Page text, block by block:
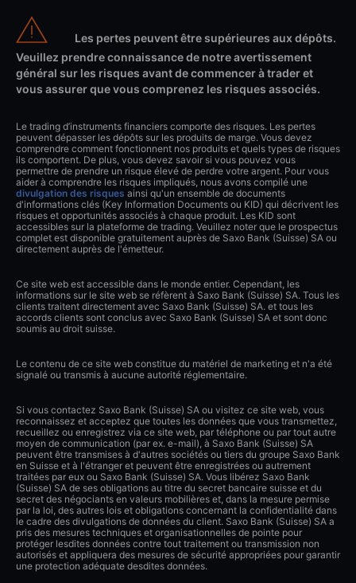
Les pertes peuvent être supérieures aux dépôts.
Veuillez prendre connaissance de notre avertissement
général sur les risques avant de commencer à trader et
vous assurer que vous comprenez les risques associés.
Le trading d’instruments financiers comporte des risques. Les pertes
peuvent dépasser les dépôts sur les produits de marge. Vous devez
comprendre comment fonctionnent nos produits et quels types de risques
ils comportent. De plus, vous devez savoir si vous pouvez vous
permettre de prendre un risque élevé de perdre votre argent. Pour vous
aider à comprendre les risques impliqués, nous avons compilé une
divulgation des risques ainsi qu'un ensemble de documents
d'informations clés (Key Information Documents ou KID) qui décrivent les
risques et opportunités associés à chaque produit. Les KID sont
accessibles sur la plateforme de trading. Veuillez noter que le prospectus
complet est disponible gratuitement auprès de Saxo Bank (Suisse) SA ou
directement auprès de l'émetteur.
Ce site web est accessible dans le monde entier. Cependant, les
informations sur le site web se réfèrent à Saxo Bank (Suisse) SA. Tous les
clients traitent directement avec Saxo Bank (Suisse) SA. et tous les
accords clients sont conclus avec Saxo Bank (Suisse) SA et sont donc
soumis au droit suisse.
Le contenu de ce site web constitue du matériel de marketing et n'a été
signalé ou transmis à aucune autorité réglementaire.
Si vous contactez Saxo Bank (Suisse) SA ou visitez ce site web, vous
reconnaissez et acceptez que toutes les données que vous transmettez,
recueillez ou enregistrez via ce site web, par téléphone ou par tout autre
moyen de communication (par ex. e-mail), à Saxo Bank (Suisse) SA
peuvent être transmises à d'autres sociétés ou tiers du groupe Saxo Bank
en Suisse et à l'étranger et peuvent être enregistrées ou autrement
traitées par eux ou Saxo Bank (Suisse) SA. Vous libérez Saxo Bank
(Suisse) SA de ses obligations au titre du secret bancaire suisse et du
secret des négociants en valeurs mobilières et, dans la mesure permise
par la loi, des autres lois et obligations concernant la confidentialité dans
le cadre des divulgations de données du client. Saxo Bank (Suisse) SA a
pris des mesures techniques et organisationnelles de pointe pour
protéger lesdites données contre tout traitement ou transmission non
autorisés et appliquera des mesures de sécurité appropriées pour garantir
une protection adéquate desdites données.